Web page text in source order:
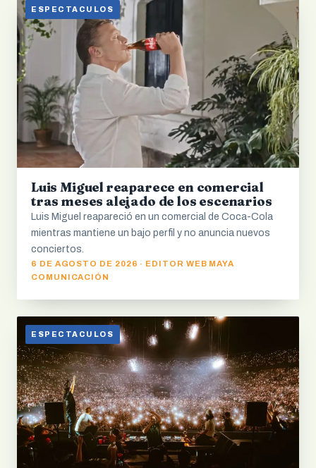
ESPECTACULOS
Luis Miguel reaparece en comercial
tras meses alejado de los escenarios
Luis Miguel reapareció en un comercial de Coca-Cola
mientras mantiene un bajo perfil y no anuncia nuevos
conciertos.
6 DE AGOSTO DE 2026 · EDITOR WEB MAYA
COMUNICACIÓN
ESPECTACULOS